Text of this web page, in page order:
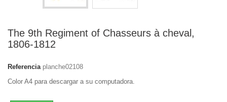
The 9th Regiment of Chasseurs à cheval,
1806-1812
Referencia planche02108
Color A4 para descargar a su computadora.